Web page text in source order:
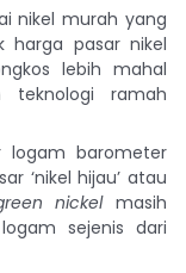
nikel murah yang
harga pasar nikel
lebih mahal
teknologi ramah
logam barometer
‘nikel hijau’ atau
nickelmasih
sejenis dari